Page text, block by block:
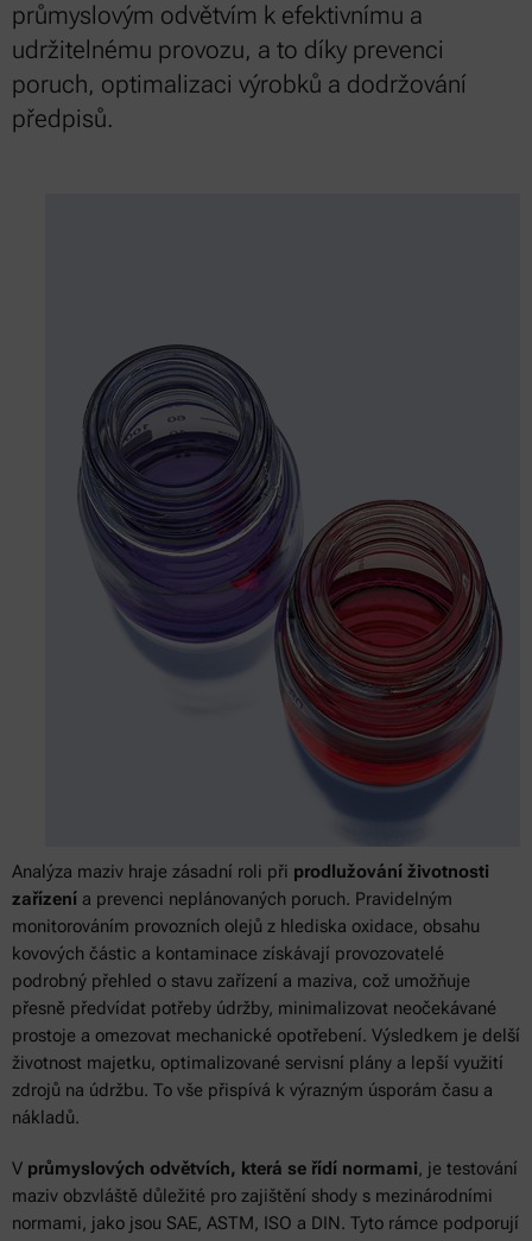
průmyslovým odvětvím k efektivnímu a
udržitelnému provozu, a to díky prevenci
poruch, optimalizaci výrobků a dodržování
předpisů.
Analýza maziv hraje zásadní roli při prodlužování životnosti
zařízení a prevenci neplánovaných poruch. Pravidelným
monitorováním provozních olejů z hlediska oxidace, obsahu
kovových částic a kontaminace získávají provozovatelé
podrobný přehled o stavu zařízení a maziva, což umožňuje
přesně předvídat potřeby údržby, minimalizovat neočekávané
prostoje a omezovat mechanické opotřebení. Výsledkem je delší
životnost majetku, optimalizované servisní plány a lepší využití
zdrojů na údržbu. To vše přispívá k výrazným úsporám času a
nákladů.
V průmyslových odvětvích, která se řídí normami, je testování
maziv obzvláště důležité pro zajištění shody s mezinárodními
normami, jako jsou SAE, ASTM, ISO a DIN. Tyto rámce podporují